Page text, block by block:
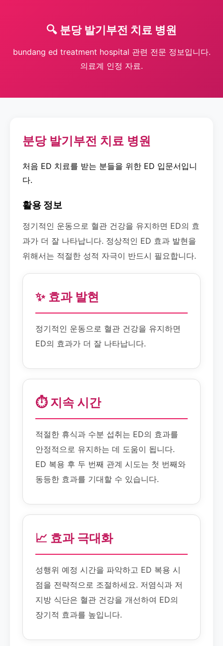
🔍 분당 발기부전 치료 병원
bundang ed treatment hospital 관련 전문 정보입니다.
의료계 인정 자료.
분당 발기부전 치료 병원
처음 ED 치료를 받는 분들을 위한 ED 입문서입니
다.
활용 정보
정기적인 운동으로 혈관 건강을 유지하면 ED의 효
과가 더 잘 나타납니다. 정상적인 ED 효과 발현을
위해서는 적절한 성적 자극이 반드시 필요합니다.
✨ 효과 발현
정기적인 운동으로 혈관 건강을 유지하면
ED의 효과가 더 잘 나타납니다.
⏱️ 지속 시간
적절한 휴식과 수분 섭취는 ED의 효과를
안정적으로 유지하는 데 도움이 됩니다.
ED 복용 후 두 번째 관계 시도는 첫 번째와
동등한 효과를 기대할 수 있습니다.
📈 효과 극대화
성행위 예정 시간을 파악하고 ED 복용 시
점을 전략적으로 조절하세요. 저염식과 저
지방 식단은 혈관 건강을 개선하여 ED의
장기적 효과를 높입니다.